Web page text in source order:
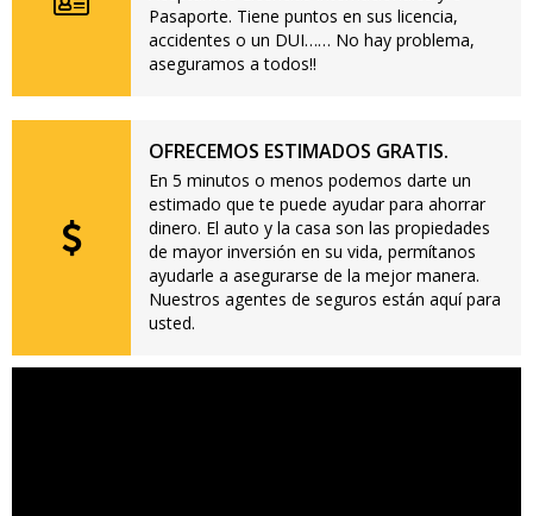
Pasaporte. Tiene puntos en sus licencia,
accidentes o un DUI…… No hay problema,
aseguramos a todos!!
OFRECEMOS ESTIMADOS GRATIS.
En 5 minutos o menos podemos darte un
estimado que te puede ayudar para ahorrar
dinero. El auto y la casa son las propiedades
de mayor inversión en su vida, permítanos
ayudarle a asegurarse de la mejor manera.
Nuestros agentes de seguros están aquí para
usted.